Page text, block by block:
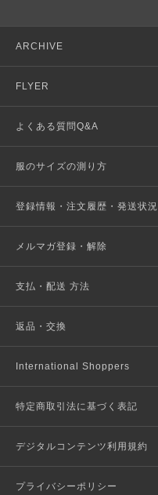
ARCHIVE
FLYER
よくある質問Q&A
服のサイズの測り方
登録情報・注文履歴・発送状況
メルマガ登録・解除
支払・配送 方法
返品・交換
International Shoppers
特定商取引法に基づく表記
デジタルコンテンツ利用規約
プライバシーポリシー